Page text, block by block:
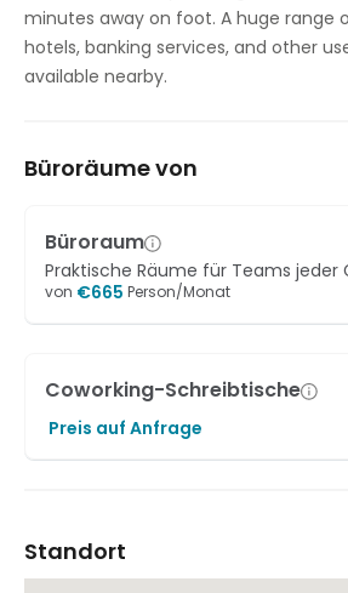
minutes away on foot. A huge range
hotels, banking services, and other
available nearby.
Büroräume von
Büroraum
Praktische Räume für Teams jeder
von €665 Person/Monat
Coworking-Schreibtische
Preis auf Anfrage
Standort